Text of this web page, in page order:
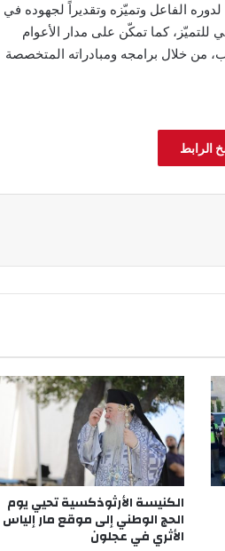
الفاعل وتميّزه وتقديراً لجهوده في
الملك عبدالله الثاني للتميّز، كما تمكّن على مدار الأعوام
من خلال برامجه ومبادراته المتخصصة
الرابط
الكنيسة الأرثوذكسية تحيي يوم
الحج الوطني إلى موقع مار إلياس
الأثري في عجلون